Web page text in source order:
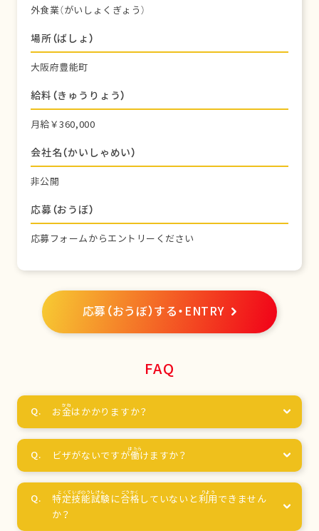
外食業（がいしょくぎょう）
場所（ばしょ）
大阪府豊能町
給料（きゅうりょう）
月給￥360,000
会社名（かいしゃめい）
非公開
応募（おうぼ）
応募フォームからエントリーください
応募（おうぼ）する・ENTRY
FAQ
お金はかかりますか？
ビザがないですが働けますか？
特定技能試験に合格 していないと利用 できません
か？